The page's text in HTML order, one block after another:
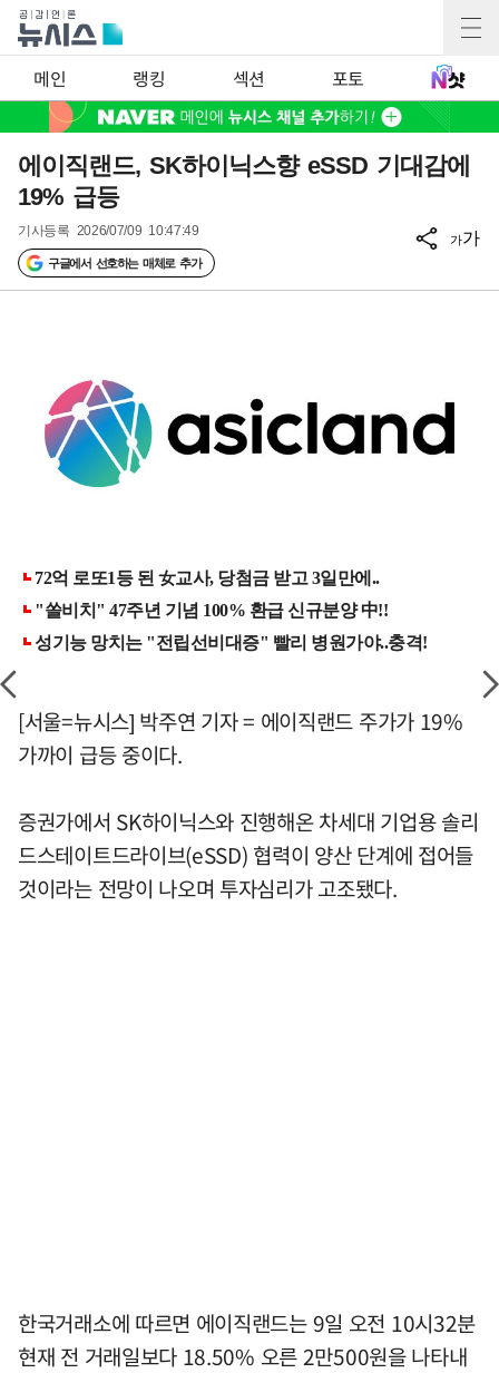
메인 랭킹 섹션 포토
에이직랜드, SK하이닉스향 eSSD 기대감에
19% 급등
기사등록 2026/07/09 10:47:49
구글에서 선호하는 매체로 추가
가가
[서울=뉴시스] 박주연 기자 = 에이직랜드 주가가 19%
가까이 급등 중이다.
증권가에서 SK하이닉스와 진행해온 차세대 기업용 솔리
드스테이트드라이브(eSSD) 협력이 양산 단계에 접어들
것이라는 전망이 나오며 투자심리가 고조됐다.
한국거래소에 따르면 에이직랜드는 9일 오전 10시32분
현재 전 거래일보다 18.50% 오른 2만500원을 나타내